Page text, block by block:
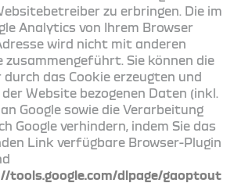
zu erbringen. Die im
Analytics von Ihrem Browser
wird nicht mit anderen
zusammengeführt. Sie können die
das Cookie erzeugten und
Website bezogenen Daten (inkl.
Google sowie die Verarbeitung
Google verhindern, indem Sie das
Link verfügbare Browser-Plugin
tools.google.com/dlpage/gaoptout